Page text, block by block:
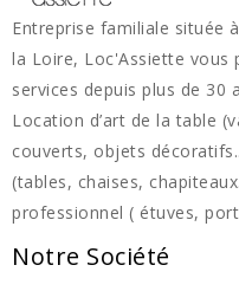
Entreprise familiale située
la Loire, Loc'Assiette vous
services depuis plus de 30
Location d’art de la table
couverts, objets
(tables, chaises,
professionnel ( étuves,
Notre Société